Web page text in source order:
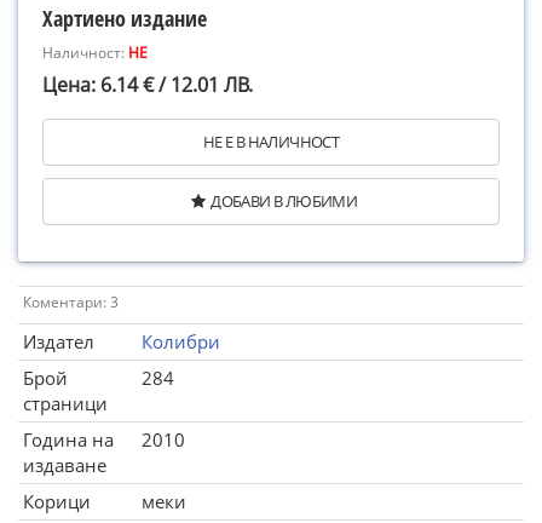
Хартиено издание
Наличност: НЕ
Цена: 6.14 € / 12.01 ЛВ.
НЕ Е В НАЛИЧНОСТ
ДОБАВИ В ЛЮБИМИ
Коментари: 3
Издател
Колибри
Брой
страници
284
Година на
издаване
2010
Корици
меки